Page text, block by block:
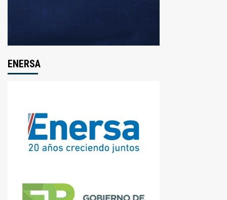
ENERSA